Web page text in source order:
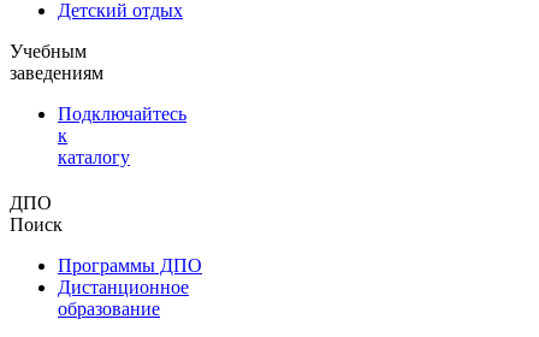
Детский отдых
Учебным
заведениям
Подключайтесь
к
каталогу
ДПО
Поиск
Программы ДПО
Дистанционное
образование